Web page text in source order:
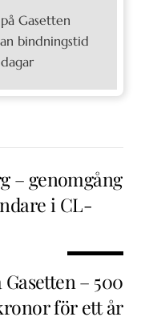
Gasetten
bindningstid
– genomgång
i CL-
– 500
för ett år